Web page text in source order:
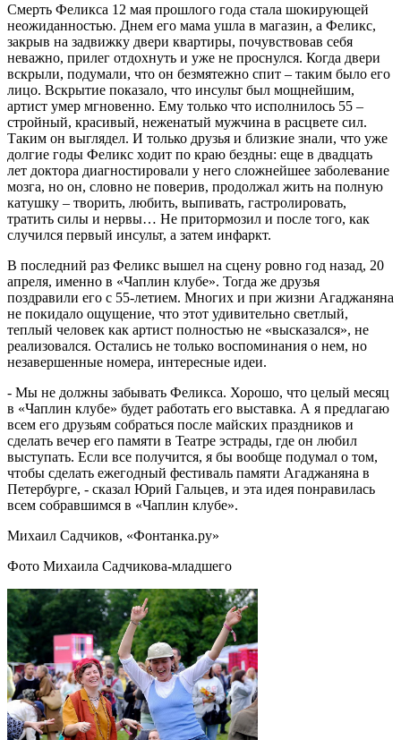
Смерть Феликса 12 мая прошлого года стала шокирующей
неожиданностью. Днем его мама ушла в магазин, а Феликс,
закрыв на задвижку двери квартиры, почувствовав себя
неважно, прилег отдохнуть и уже не проснулся. Когда двери
вскрыли, подумали, что он безмятежно спит – таким было его
лицо. Вскрытие показало, что инсульт был мощнейшим,
артист умер мгновенно. Ему только что исполнилось 55 –
стройный, красивый, неженатый мужчина в расцвете сил.
Таким он выглядел. И только друзья и близкие знали, что уже
долгие годы Феликс ходит по краю бездны: еще в двадцать
лет доктора диагностировали у него сложнейшее заболевание
мозга, но он, словно не поверив, продолжал жить на полную
катушку – творить, любить, выпивать, гастролировать,
тратить силы и нервы… Не притормозил и после того, как
случился первый инсульт, а затем инфаркт.
В последний раз Феликс вышел на сцену ровно год назад, 20
апреля, именно в «Чаплин клубе». Тогда же друзья
поздравили его с 55-летием. Многих и при жизни Агаджаняна
не покидало ощущение, что этот удивительно светлый,
теплый человек как артист полностью не «высказался», не
реализовался. Остались не только воспоминания о нем, но
незавершенные номера, интересные идеи.
- Мы не должны забывать Феликса. Хорошо, что целый месяц
в «Чаплин клубе» будет работать его выставка. А я предлагаю
всем его друзьям собраться после майских праздников и
сделать вечер его памяти в Театре эстрады, где он любил
выступать. Если все получится, я бы вообще подумал о том,
чтобы сделать ежегодный фестиваль памяти Агаджаняна в
Петербурге, - сказал Юрий Гальцев, и эта идея понравилась
всем собравшимся в «Чаплин клубе».
Михаил Садчиков, «Фонтанка.ру»
Фото Михаила Садчикова-младшего